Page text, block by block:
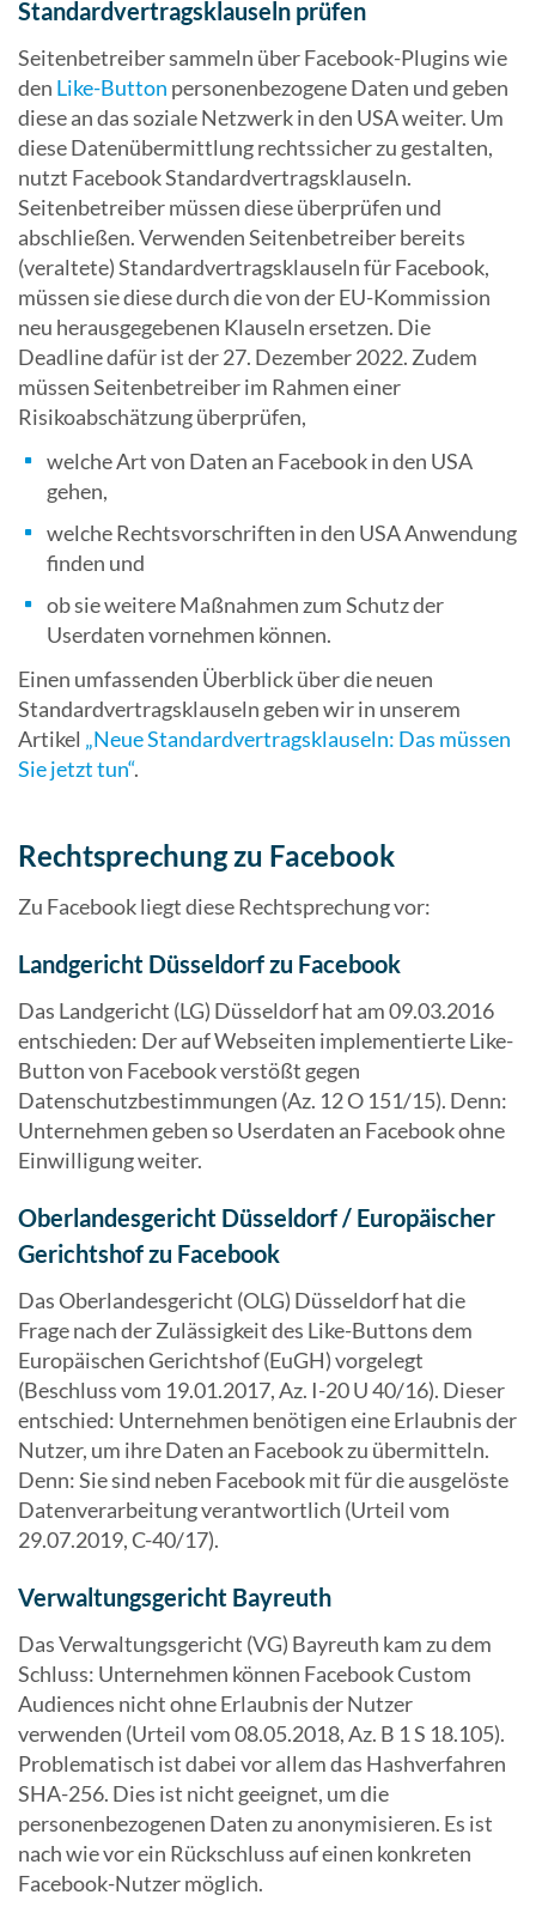
Standardvertragsklauseln prüfen
Seitenbetreiber sammeln über Facebook-Plugins wie
den Like-Button personenbezogene Daten und geben
diese an das soziale Netzwerk in den USA weiter. Um
diese Datenübermittlung rechtssicher zu gestalten,
nutzt Facebook Standardvertragsklauseln.
Seitenbetreiber müssen diese überprüfen und
abschließen. Verwenden Seitenbetreiber bereits
(veraltete) Standardvertragsklauseln für Facebook,
müssen sie diese durch die von der EU-Kommission
neu herausgegebenen Klauseln ersetzen. Die
Deadline dafür ist der 27. Dezember 2022. Zudem
müssen Seitenbetreiber im Rahmen einer
Risikoabschätzung überprüfen,
welche Art von Daten an Facebook in den USA
gehen,
welche Rechtsvorschriften in den USA Anwendung
finden und
ob sie weitere Maßnahmen zum Schutz der
Userdaten vornehmen können.
Einen umfassenden Überblick über die neuen
Standardvertragsklauseln geben wir in unserem
Artikel „Neue Standardvertragsklauseln: Das müssen
Sie jetzt tun“.
Rechtsprechung zu Facebook
Zu Facebook liegt diese Rechtsprechung vor:
Landgericht Düsseldorf zu Facebook
Das Landgericht (LG) Düsseldorf hat am 09.03.2016
entschieden: Der auf Webseiten implementierte Like-
Button von Facebook verstößt gegen
Datenschutzbestimmungen (Az. 12 O 151/15). Denn:
Unternehmen geben so Userdaten an Facebook ohne
Einwilligung weiter.
Oberlandesgericht Düsseldorf / Europäischer
Gerichtshof zu Facebook
Das Oberlandesgericht (OLG) Düsseldorf hat die
Frage nach der Zulässigkeit des Like-Buttons dem
Europäischen Gerichtshof (EuGH) vorgelegt
(Beschluss vom 19.01.2017, Az. I-20 U 40/16). Dieser
entschied: Unternehmen benötigen eine Erlaubnis der
Nutzer, um ihre Daten an Facebook zu übermitteln.
Denn: Sie sind neben Facebook mit für die ausgelöste
Datenverarbeitung verantwortlich (Urteil vom
29.07.2019, C-40/17).
Verwaltungsgericht Bayreuth
Das Verwaltungsgericht (VG) Bayreuth kam zu dem
Schluss: Unternehmen können Facebook Custom
Audiences nicht ohne Erlaubnis der Nutzer
verwenden (Urteil vom 08.05.2018, Az. B 1 S 18.105).
Problematisch ist dabei vor allem das Hashverfahren
SHA-256. Dies ist nicht geeignet, um die
personenbezogenen Daten zu anonymisieren. Es ist
nach wie vor ein Rückschluss auf einen konkreten
Facebook-Nutzer möglich.